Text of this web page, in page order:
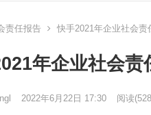
责任报告 快手2021年企业社会责
年企业社会责
2022年6月22日 17:30 阅读